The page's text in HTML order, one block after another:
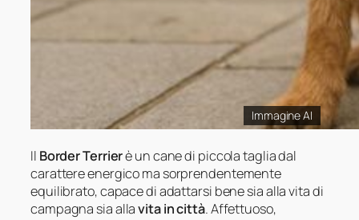
Immagine AI
Il Border Terrierè un cane di piccola taglia dal
carattere energico ma sorprendentemente
equilibrato, capace di adattarsi bene sia alla vita di
campagna sia allavita in città. Affettuoso,